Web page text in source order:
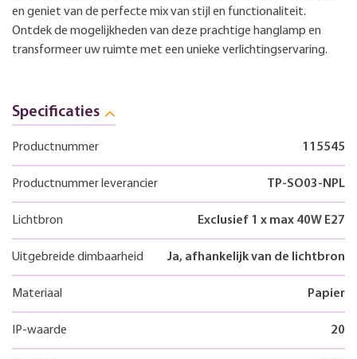
en geniet van de perfecte mix van stijl en functionaliteit.
Ontdek de mogelijkheden van deze prachtige hanglamp en
transformeer uw ruimte met een unieke verlichtingservaring.
Specificaties
Productnummer 115545
Productnummer leverancier TP-SO03-NPL
Lichtbron Exclusief 1 x max 40W E27
Uitgebreide dimbaarheid Ja, afhankelijk van de lichtbron
Materiaal Papier
IP-waarde 20